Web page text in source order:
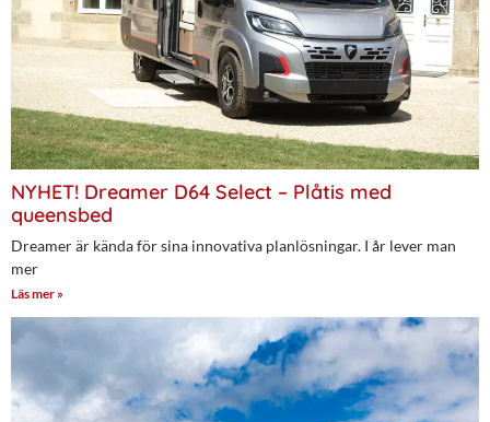
NYHET! Dreamer D64 Select – Plåtis med
queensbed
Dreamer är kända för sina innovativa planlösningar. I år lever man
mer
Läs mer »